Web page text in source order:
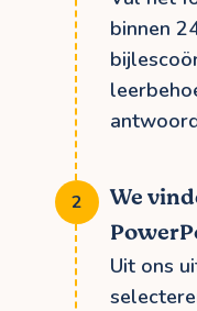
binnen
We
Uit ons